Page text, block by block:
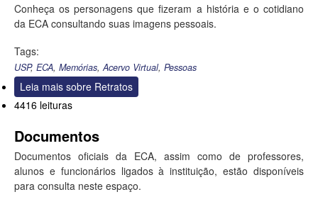
Conheça os personagens que fizeram a história e o cotidiano
da ECA consultando suas imagens pessoais.
Tags:
USP, ECA, Memórias,Acervo Virtual, Pessoas
Leia mais sobre Retratos
4416 leituras
Documentos
Documentos oficiais da ECA, assim como de professores,
alunos e funcionários ligados à instituição, estão disponíveis
para consulta neste espaço.